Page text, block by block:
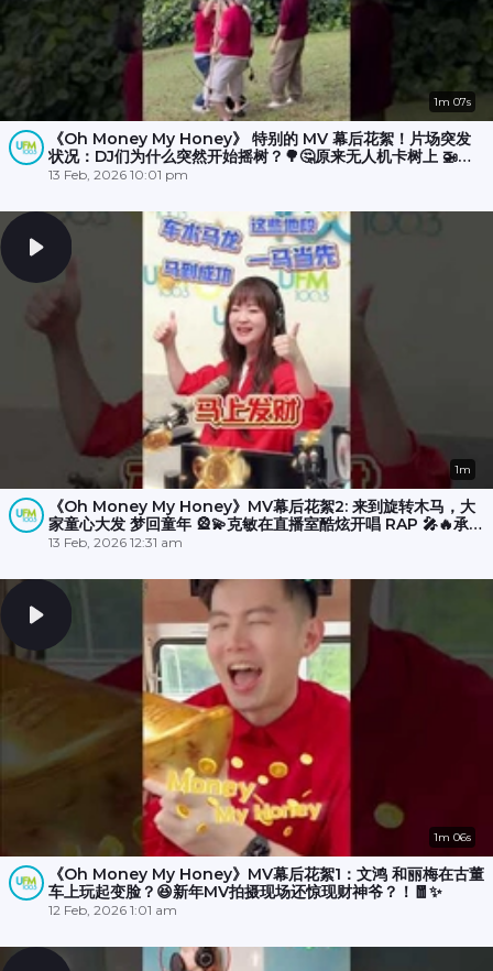
1m 07s
《Oh Money My Honey》 特别的 MV 幕后花絮！片场突发
状况：DJ们为什么突然开始摇树？🌳🤔原来无人机卡树上 🚁
💥，大家冒雨☔️努力了半小时才成功营救！🎉
13 Feb, 2026 10:01 pm
1m
《Oh Money My Honey》MV幕后花絮2: 来到旋转木马，大
家童心大发 梦回童年 🎡💫克敏在直播室酷炫开唱 RAP 🎤🔥承尧
和丽梅则拍摄空档在木马上斗舞？💃🕺
13 Feb, 2026 12:31 am
1m 06s
《Oh Money My Honey》MV幕后花絮1：文鸿 和丽梅在古董
车上玩起变脸？😆新年MV拍摄现场还惊现财神爷？！🧧✨
12 Feb, 2026 1:01 am